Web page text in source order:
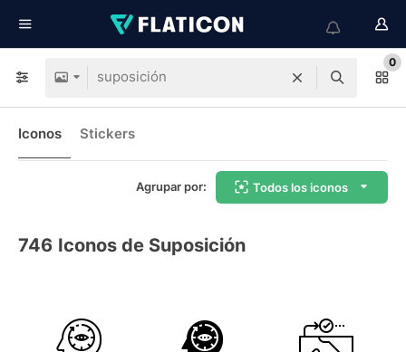
0
Iconos Stickers
Agrupar por: Todos los iconos
746 Iconos de Suposición